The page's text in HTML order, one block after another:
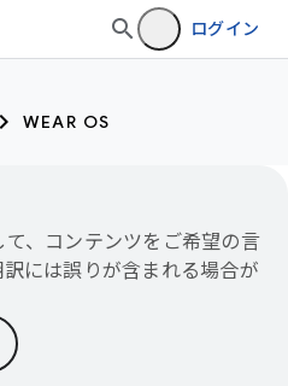
ログイン
WEAR OS
、コンテンツをご希望の言
には誤りが含まれる場合が